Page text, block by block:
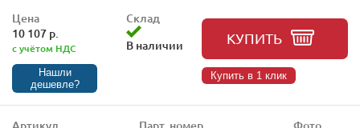
Цена
10 107 р.
с учётом НДС
Нашли
дешевле?
Склад
В наличии
КУПИТЬ
Купить в 1 клик